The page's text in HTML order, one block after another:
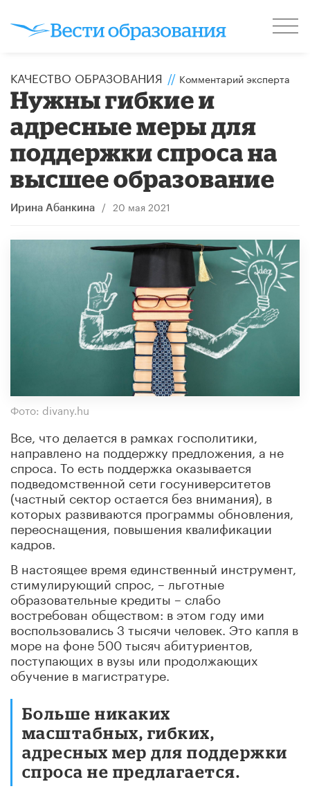
КАЧЕСТВО ОБРАЗОВАНИЯ // Комментарий эксперта
Нужны гибкие и
адресные меры для
поддержки спроса на
высшее образование
Ирина Абанкина / 20 мая 2021
Фото: divany.hu
Все, что делается в рамках госполитики,
направлено на поддержку предложения, а не
спроса. То есть поддержка оказывается
подведомственной сети госуниверситетов
(частный сектор остается без внимания), в
которых развиваются программы обновления,
переоснащения, повышения квалификации
кадров.
В настоящее время единственный инструмент,
стимулирующий спрос, – льготные
образовательные кредиты – слабо
востребован обществом: в этом году ими
воспользовались 3 тысячи человек. Это капля в
море на фоне 500 тысяч абитуриентов,
поступающих в вузы или продолжающих
обучение в магистратуре.
Больше никаких
масштабных, гибких,
адресных мер для поддержки
спроса не предлагается.